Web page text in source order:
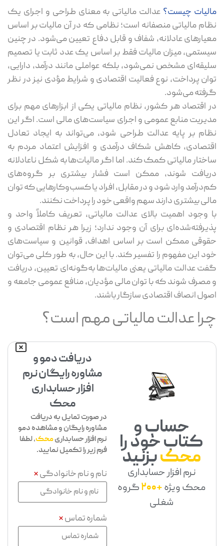
مالیات چیست؟ عدالت مالیاتی به معنای طراحی و اجرای یک
نظام مالیاتی منصفانه است؛ نظامی که در آن مالیات بر اساس
معیارهای عادلانه، شفاف و قابل دفاع تعیین می‌شود. در چنین
سیستمی، میزان مالیات فقط بر اساس یک عدد ثابت یا تصمیم
سلیقه‌ای مشخص نمی‌شود، بلکه عواملی مانند درآمد، دارایی،
توان پرداخت، نوع فعالیت اقتصادی و شرایط مؤدی نیز در نظر
گرفته می‌شود.
در اقتصاد هر کشور، نظام مالیاتی یکی از ابزارهای مهم برای
مدیریت منابع عمومی و اجرای سیاست‌های مالی است. اگر این
نظام بر پایه عدالت طراحی شود، می‌تواند به ایجاد تعادل
اقتصادی، کاهش شکاف درآمدی و افزایش اعتماد مردم به
ساختار مالیاتی کمک کند. اما اگر مالیات‌ها به شکل ناعادلانه
دریافت شوند، ممکن است فشار بیشتری بر گروه‌های
کم‌درآمد وارد شود و در مقابل، افراد یا کسب‌وکارهایی که توان
مالی بیشتری دارند سهم واقعی خود را پرداخت نکنند.
با وجود اهمیت بالای عدالت مالیاتی، تعریف کاملاً واحد و
پذیرفته‌شده‌ای برای آن وجود ندارد؛ زیرا هر نظام اقتصادی و
حقوقی ممکن است بر اساس اهداف، قوانین و سیاست‌های
خود این مفهوم را تفسیر کند. با این حال، به طور کلی می‌توان
گفت عدالت مالیاتی یعنی مالیات‌ها به‌گونه‌ای تعیین، دریافت
و مصرف شوند که با توان مالی مؤدیان، منافع عمومی جامعه و
اصول انصاف اقتصادی سازگار باشند.
چرا عدالت مالیاتی مهم است؟
حساب و
کتاب خود را
محکبزنید
نرم افزار حسابداری
محک ویژه+200
گروه
شغلی
دریافت دمو و
مشاوره رایگان نرم
افزار حسابداری
محک
در صورت تمایل به دریافت
مشاوره رایگان و مشاهده دمو
نرم افزار حسابداریمحک، لطفا
فرم زیر را تکمیل نمایید.
نام و نام خانوادگی*
شماره تماس*